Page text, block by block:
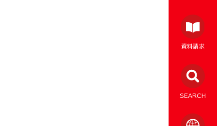
資料請求
SEARCH